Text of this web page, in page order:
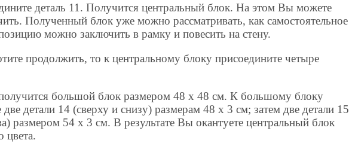
деталь 11. Получится центральный блок. На этом Вы можете
Полученный блок уже можно рассматривать, как самостоятельное
можно заключить в рамку и повесить на стену.
продолжить, то к центральному блоку присоедините четыре
получится большой блок размером 48 х 48 см. К большому блоку
две детали 14 (сверху и снизу) размерам 48 х 3 см; затем две детали 15
размером 54 х 3 см. В результате Вы окантуете центральный блок
цвета.